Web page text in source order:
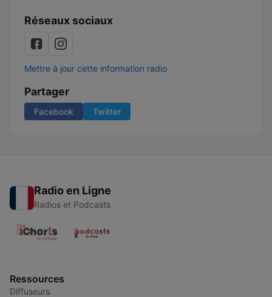
Réseaux sociaux
Mettre à jour cette information radio
Partager
Facebook Twitter
Radio en Ligne
Radios et Podcasts
Ressources
Diffuseurs